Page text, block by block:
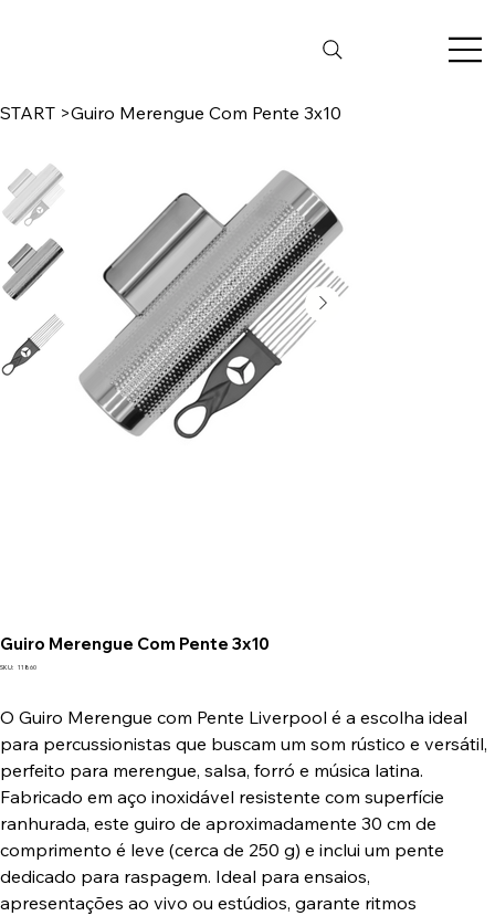
START >Guiro Merengue Com Pente 3x10
Guiro Merengue Com Pente 3x10
SKU: SKU
11860
O Guiro Merengue com Pente Liverpool é a escolha ideal
para percussionistas que buscam um som rústico e versátil,
perfeito para merengue, salsa, forró e música latina.
Fabricado em aço inoxidável resistente com superfície
ranhurada, este guiro de aproximadamente 30 cm de
comprimento é leve (cerca de 250 g) e inclui um pente
dedicado para raspagem. Ideal para ensaios,
apresentações ao vivo ou estúdios, garante ritmos